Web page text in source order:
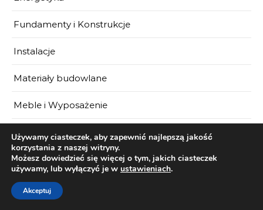
Fundamenty i Konstrukcje
Instalacje
Materiały budowlane
Meble i Wyposażenie
Ogród
Ogrzewanie
Porady
Używamy ciasteczek, aby zapewnić najlepszą jakość
korzystania z naszej witryny.
Możesz dowiedzieć się więcej o tym, jakich ciasteczek
używamy, lub wyłączyć je w ustawieniach.
Akceptuj